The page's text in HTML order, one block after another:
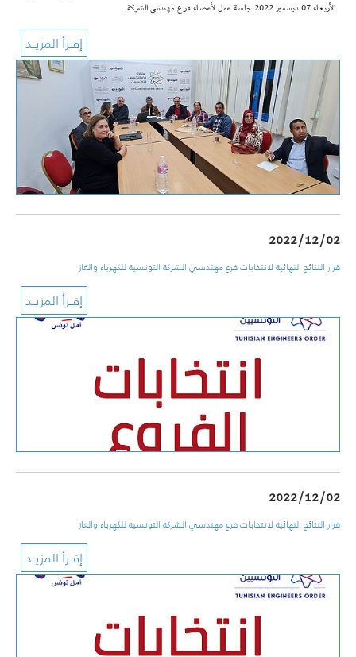
الأربعاء 07 ديسمبر 2022 جلسة عمل لأعضاء فرع مهندسي الشركة…
2022/12/02
قرار النتائج النهائية لانتخابات فرع مهندسي الشركة التونسية للكهرباء والغاز
2022/12/02
قرار النتائج النهائية لانتخابات فرع مهندسي الشركة التونسية للكهرباء والغاز